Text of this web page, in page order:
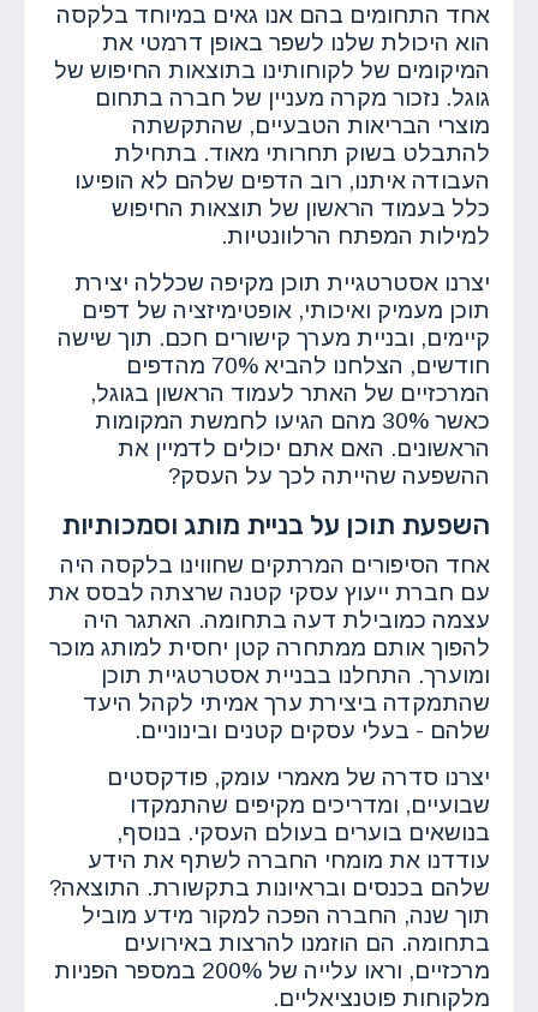
אחד התחומים בהם אנו גאים במיוחד בלקסה
הוא היכולת שלנו לשפר באופן דרמטי את
המיקומים של לקוחותינו בתוצאות החיפוש של
גוגל. נזכור מקרה מעניין של חברה בתחום
מוצרי הבריאות הטבעיים, שהתקשתה
להתבלט בשוק תחרותי מאוד. בתחילת
העבודה איתנו, רוב הדפים שלהם לא הופיעו
כלל בעמוד הראשון של תוצאות החיפוש
למילות המפתח הרלוונטיות.
יצרנו אסטרטגיית תוכן מקיפה שכללה יצירת
תוכן מעמיק ואיכותי, אופטימיזציה של דפים
קיימים, ובניית מערך קישורים חכם. תוך שישה
חודשים, הצלחנו להביא 70% מהדפים
המרכזיים של האתר לעמוד הראשון בגוגל,
כאשר 30% מהם הגיעו לחמשת המקומות
הראשונים. האם אתם יכולים לדמיין את
ההשפעה שהייתה לכך על העסק?
השפעת תוכן על בניית מותג וסמכותיות
אחד הסיפורים המרתקים שחווינו בלקסה היה
עם חברת ייעוץ עסקי קטנה שרצתה לבסס את
עצמה כמובילת דעה בתחומה. האתגר היה
להפוך אותם ממתחרה קטן יחסית למותג מוכר
ומוערך. התחלנו בבניית אסטרטגיית תוכן
שהתמקדה ביצירת ערך אמיתי לקהל היעד
שלהם - בעלי עסקים קטנים ובינוניים.
יצרנו סדרה של מאמרי עומק, פודקסטים
שבועיים, ומדריכים מקיפים שהתמקדו
בנושאים בוערים בעולם העסקי. בנוסף,
עודדנו את מומחי החברה לשתף את הידע
שלהם בכנסים ובראיונות בתקשורת. התוצאה?
תוך שנה, החברה הפכה למקור מידע מוביל
בתחומה. הם הוזמנו להרצות באירועים
מרכזיים, וראו עלייה של 200% במספר הפניות
מלקוחות פוטנציאליים.